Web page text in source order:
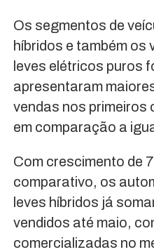
Os segmentos de
híbridos e também os
leves elétricos puros
apresentaram
vendas nos primeiros
em comparação a
Com crescimento de
comparativo, os
leves híbridos já
vendidos até maio,
comercializadas no